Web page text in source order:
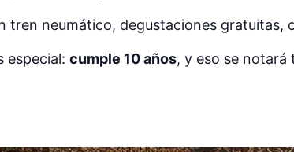
tren neumático, degustaciones
especial: cumple 10 años, y eso se